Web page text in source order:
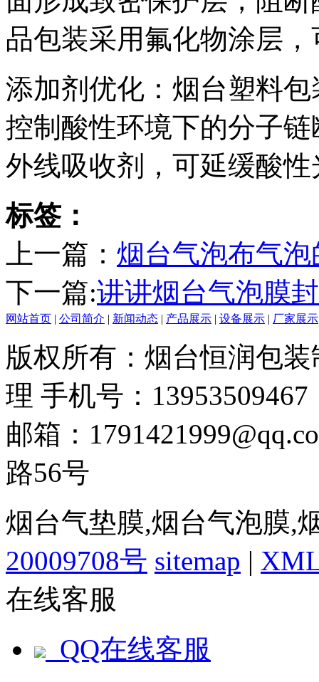
品包装采用氟化物涂层
添加剂优化：烟台塑料
控制酸性环境下的分子
外线吸收剂，可延缓酸
标签：
上一篇： 烟台气泡布气
下一篇:讲讲烟台气泡膜
网站首页 | 公司简介 | 新闻动态 | 产品展示 | 设备展示 | 厂家展示
版权所有：烟台恒润包
理 手机号：13953509467
邮箱：
路56号
烟台气垫膜,烟台气泡膜,
20009708号 sitemap |
在线客服
QQ在线客服